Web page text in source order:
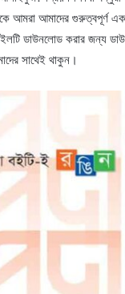
আমরা আমাদের গুরুত্বপূর্ণ
ডাউনলোড করার জন্য
সাথেই থাকুন।